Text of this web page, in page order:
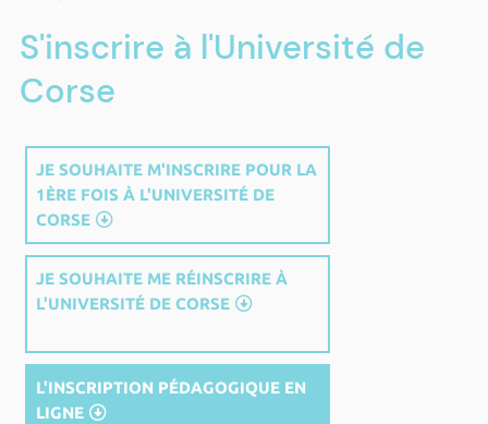
S'inscrire à l'Université de
Corse
JE SOUHAITE M'INSCRIRE POUR LA
1ÈRE FOIS À L'UNIVERSITÉ DE
CORSE
JE SOUHAITE ME RÉINSCRIRE À
L'UNIVERSITÉ DE CORSE
L'INSCRIPTION PÉDAGOGIQUE EN
LIGNE